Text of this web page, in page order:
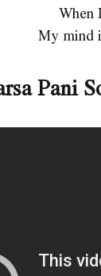
When
My mind
Pani